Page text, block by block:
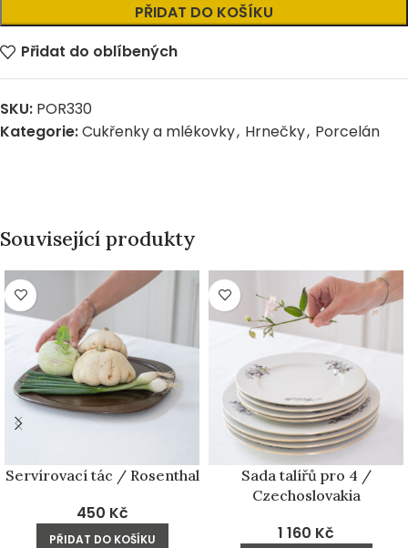
PŘIDAT DO KOŠÍKU
Přidat do oblíbených
SKU: POR330
Kategorie:Cukřenky a mlékovky, Hrnečky, Porcelán
Související produkty
Servírovací tác / Rosenthal
450 Kč
PŘIDAT DO KOŠÍKU
Sada talířů pro 4 /
Czechoslovakia
1 160 Kč